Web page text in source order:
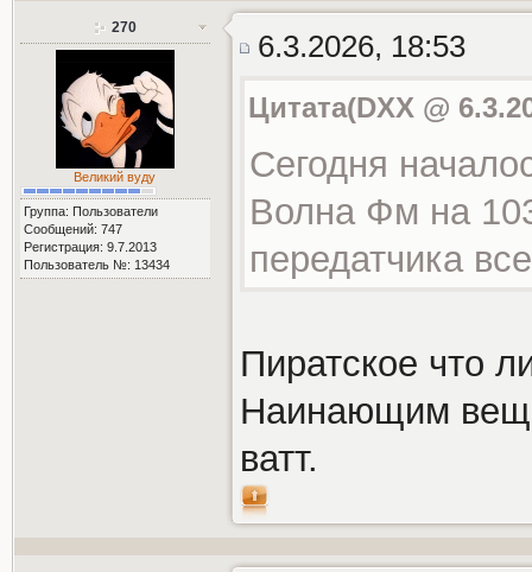
270
Великий вуду
Группа: Пользователи
Сообщений: 747
Регистрация: 9.7.2013
Пользователь №: 13434
6.3.2026, 18:53
Цитата(DXX @
Сегодня
Волна Фм на
передатчика
Пиратское что
Наинающим
ватт.